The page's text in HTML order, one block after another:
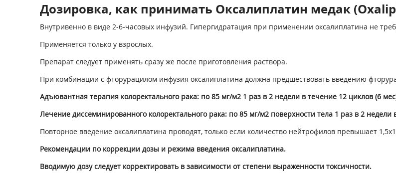
Дозировка, как принимать Оксалиплатин медак
Внутривенно в виде 2-6-часовых инфузий. Гипергидратация при применении оксалиплатина не
Применяется только у взрослых.
Препарат следует применять сразу же после приготовления раствора.
При комбинации с фторурацилом инфузия оксалиплатина должна предшествовать введению
Адъювантная терапия колоректального рака: по 85 мг/м21 раз в 2 недели в течение 12 циклов (6
Лечение диссеминированного колоректального рака: по 85 мг/м2поверхности тела 1 раз в 2
Повторное введение оксалиплатина проводят, только если количество нейтрофилов превышает
Рекомендации по коррекции дозы и режима введения оксалиплатина.
Вводимую дозу следует корректировать в зависимости от степени выраженности токсичности.